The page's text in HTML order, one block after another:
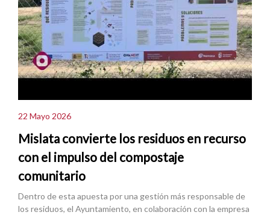
22 Mayo 2026
Mislata convierte los residuos en recurso
con el impulso del compostaje
comunitario
Dentro de esta apuesta por una gestión más responsable de
los residuos, el Ayuntamiento, en colaboración con la empresa